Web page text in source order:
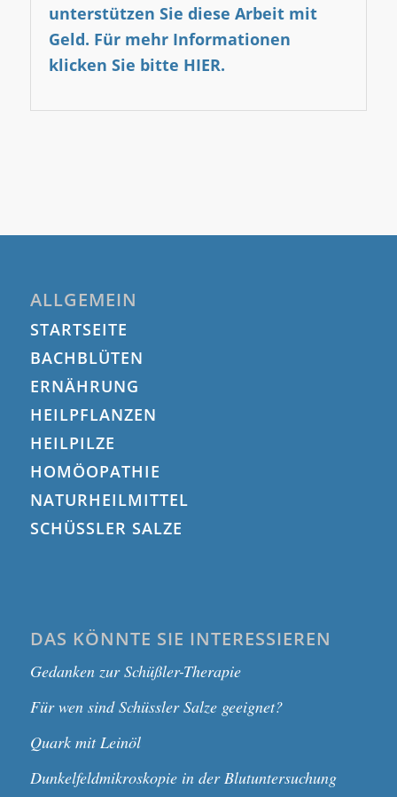
unterstützen Sie diese Arbeit mit
Geld. Für mehr Informationen
klicken Sie bitte HIER.
ALLGEMEIN
STARTSEITE
BACHBLÜTEN
ERNÄHRUNG
HEILPFLANZEN
HEILPILZE
HOMÖOPATHIE
NATURHEILMITTEL
SCHÜSSLER SALZE
DAS KÖNNTE SIE INTERESSIEREN
Gedanken zur Schüßler-Therapie
Für wen sind Schüssler Salze geeignet?
Quark mit Leinöl
Dunkelfeldmikroskopie in der Blutuntersuchung